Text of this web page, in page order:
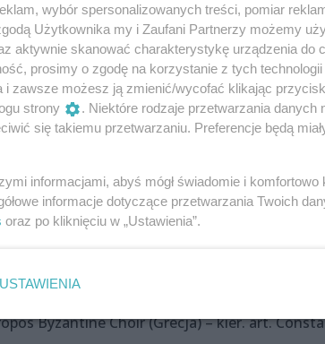
ul. Staromłyńska 27
Mikołaj Zgółka – skrzypce historyczne,
Augsburski św. Trójcy w Szczecinie, ul.
dziedzictwo”, Consortium Sedinum – kier.
art. Sarah Fuhs
w Szczecinie, ul. Zygmunta Starego 1A
Byzantine Choir (Grecja) – kier. art.
wybór spersonalizowanych treści, pomiar
Użytkownika my i Zaufani Partnerzy możemy
aktywnie skanować charakterystykę urządzenia do
prosimy o zgodę na korzystanie z tych technologii
i zawsze możesz ją zmienić/wycofać klikając
strony
. Niektóre rodzaje przetwarzania danych
się takiemu przetwarzaniu. Preferencje będą
informacjami, abyś mógł świadomie i
informacje dotyczące przetwarzania Twoich
oraz po kliknięciu w „Ustawienia”.
USTAWIENIA